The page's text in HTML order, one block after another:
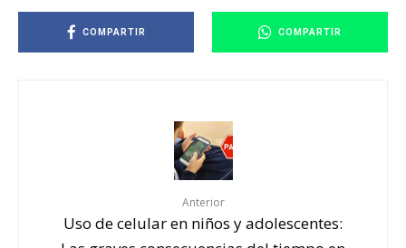
COMPARTIR COMPARTIR
Anterior
Uso de celular en niños y adolescentes: